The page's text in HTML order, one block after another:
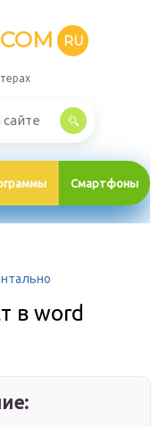
RU
Смартфоны
в word